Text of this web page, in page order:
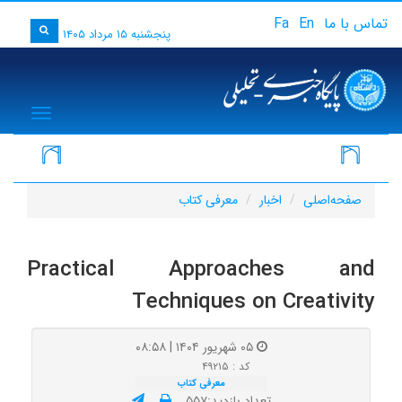
پنجشنبه ۱۵ مرداد ۱۴۰۵ تماس با ما En
Fa
صفحه‌اصلی اخبار معرفی کتاب
Practical Approaches and
Techniques on Creativity
۰۵ شهریور ۱۴۰۴ | ۰۸:۵۸
کد : ۴۹۲۱۵
معرفی کتاب